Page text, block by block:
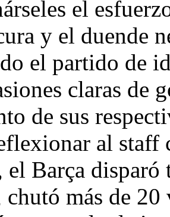
el
y el duende
el partido de
claras de
de sus
al staff
el Barça disparó
más de